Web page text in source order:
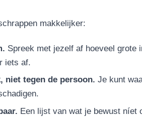
makkelijker:
Spreek met jezelf af hoeveel grote
iets af.
niet tegen de persoon. Je kunt
Een lijst van wat je bewust níet